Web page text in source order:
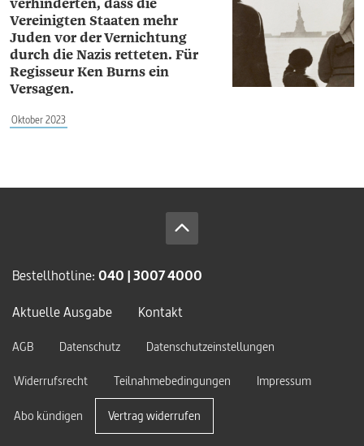
verhinderten, dass die
Vereinigten Staaten mehr
Juden vor der Vernichtung
durch die Nazis retteten. Für
Regisseur Ken Burns ein
Versagen.
Oktober 2023
Bestellhotline: 040 | 3007 4000
Aktuelle Ausgabe
Kontakt
AGB Datenschutz
Datenschutzeinstellungen
Widerrufsrecht
Teilnahmebedingungen Impressum
Abo kündigen Vertrag widerrufen